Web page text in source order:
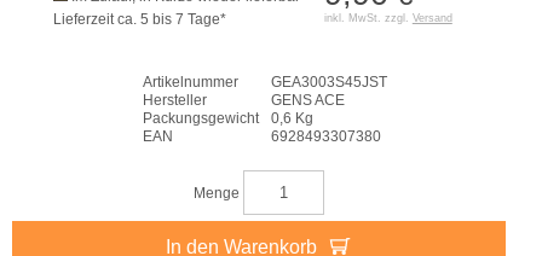
inkl. MwSt. zzgl. Versand
Lieferzeit ca. 5 bis 7 Tage*
Artikelnummer
GEA3003S45JST
Hersteller
GENS ACE
Packungsgewicht
0,6 Kg
EAN
6928493307380
Menge
In den Warenkorb